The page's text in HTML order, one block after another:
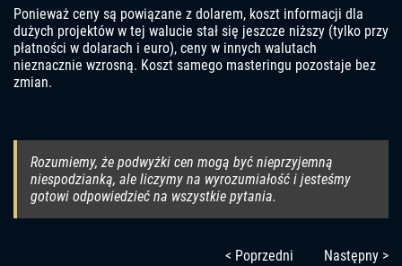
Ponieważ ceny są powiązane z dolarem, koszt informacji dla
dużych projektów w tej walucie stał się jeszcze niższy (tylko przy
płatności w dolarach i euro), ceny w innych walutach
nieznacznie wzrosną. Koszt samego masteringu pozostaje bez
zmian.
Rozumiemy, że podwyżki cen mogą być nieprzyjemną
niespodzianką, ale liczymy na wyrozumiałość i jesteśmy
gotowi odpowiedzieć na wszystkie pytania.
< Poprzedni Następny >